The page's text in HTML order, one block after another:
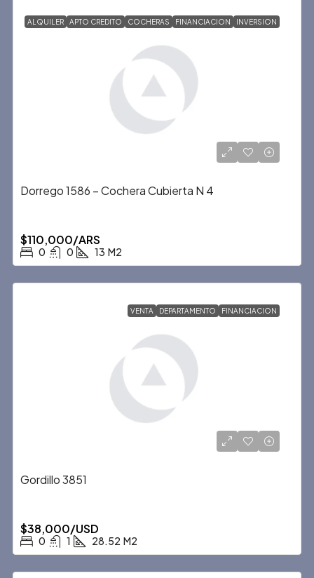
ALQUILER APTO CREDITO COCHERAS FINANCIACION INVERSION
Dorrego 1586 – Cochera Cubierta N 4
$110,000/ARS
0 0 13 M2
VENTA DEPARTAMENTO FINANCIACION
Gordillo 3851
$38,000/USD
0 1 28.52 M2